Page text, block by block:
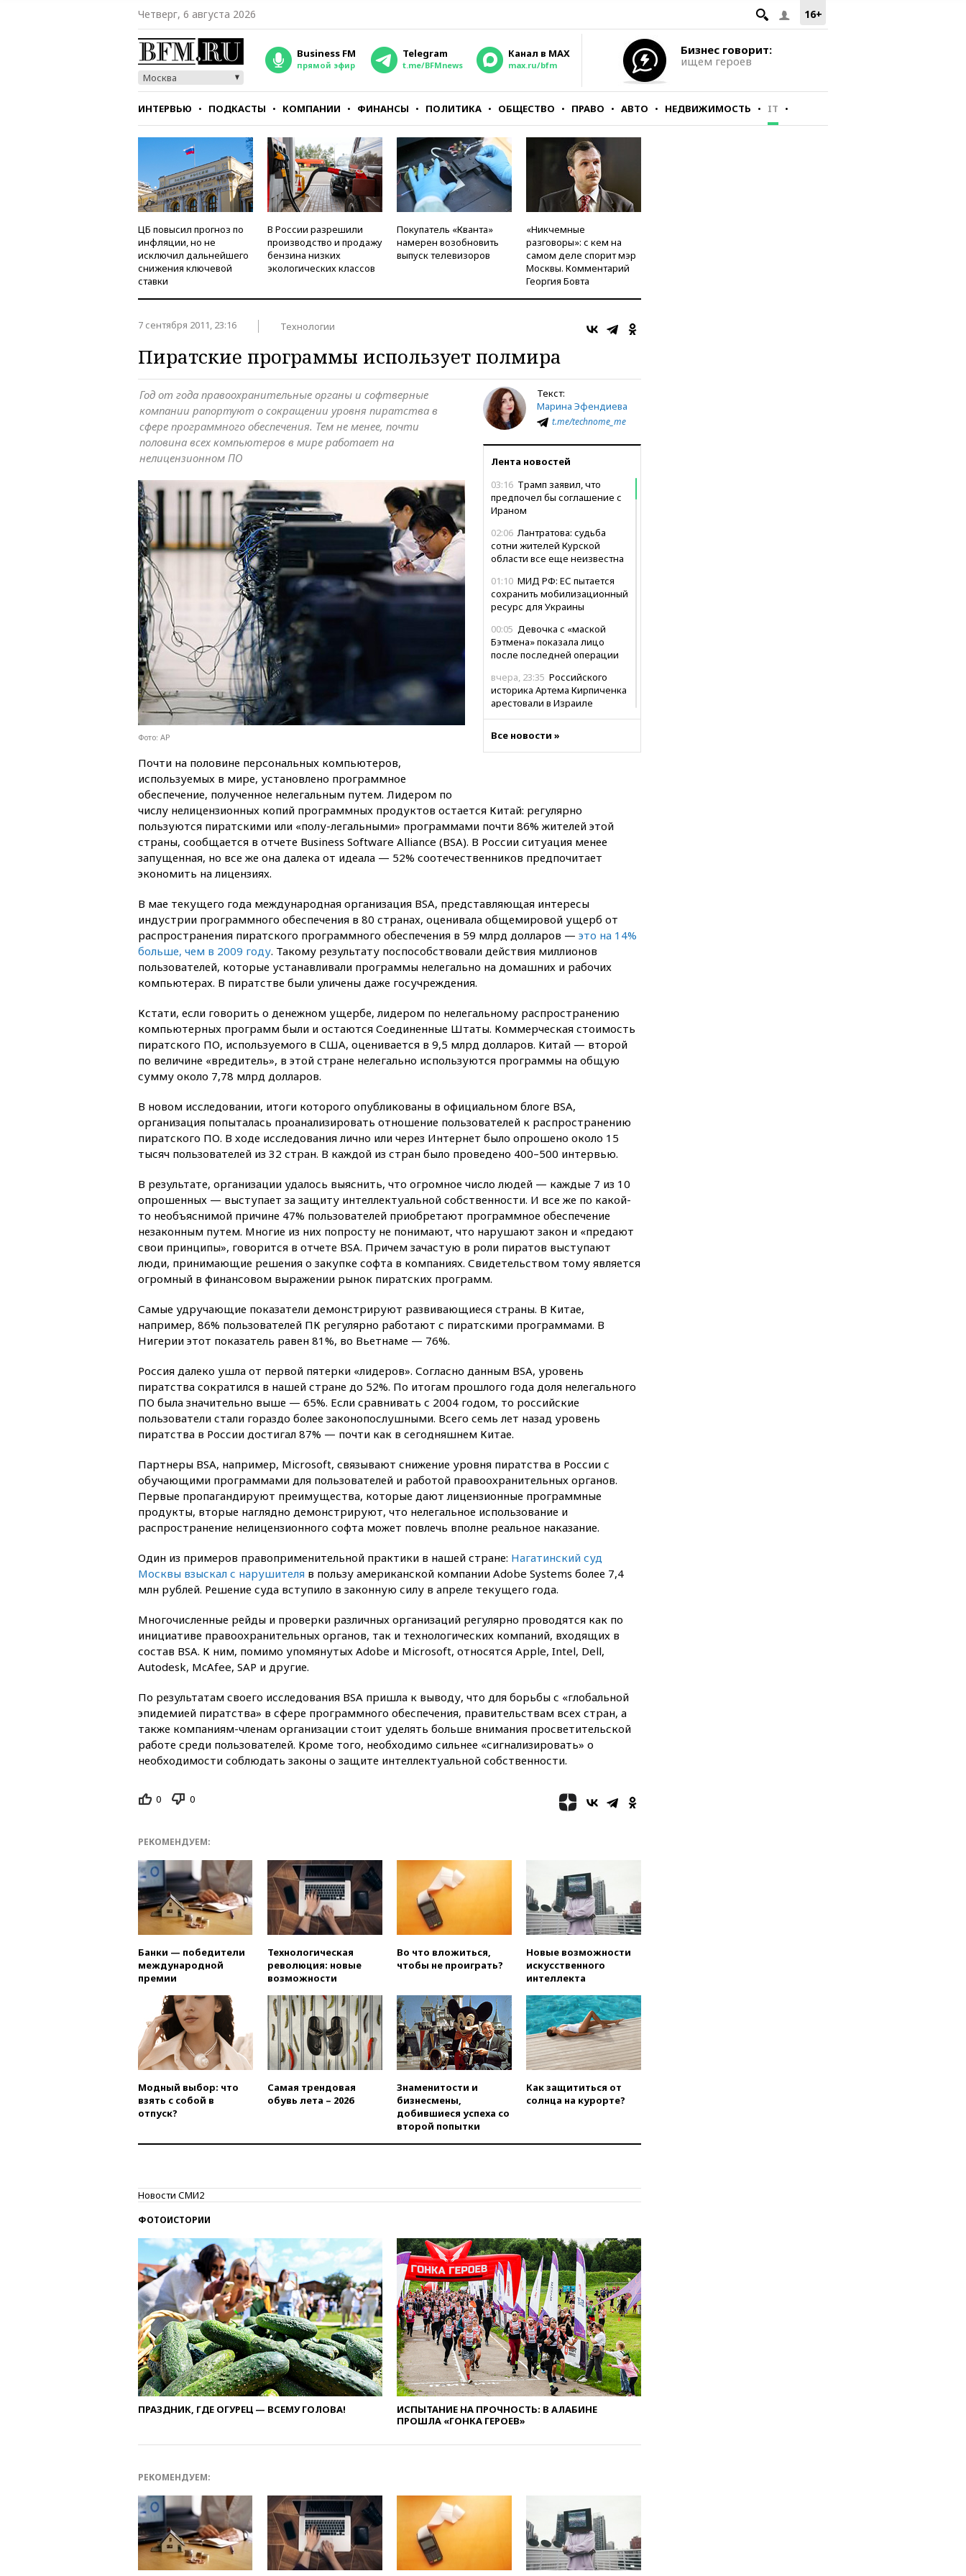
16+
Четверг, 6 августа 2026
Москва
Business FM
прямой эфир
Telegram
t.me/BFMnews
Канал в MAX
max.ru/bfm
Бизнес говорит:
ищем героев
ИНТЕРВЬЮ ПОДКАСТЫ КОМПАНИИ ФИНАНСЫ ПОЛИТИКА ОБЩЕСТВО ПРАВО АВТО НЕДВИЖИМОСТЬ IT
СТИЛЬ ТЕСТЫ
ЦБ повысил прогноз по
инфляции, но не
исключил дальнейшего
снижения ключевой
ставки
В России разрешили
производство и продажу
бензина низких
экологических классов
Покупатель «Кванта»
намерен возобновить
выпуск телевизоров
«Никчемные
разговоры»: с кем на
самом деле спорит мэр
Москвы. Комментарий
Георгия Бовта
7 сентября 2011, 23:16 Технологии
Пиратские программы использует полмира
Текст:
Марина Эфендиева
t.me/technome_me
Лента новостей
03:16 Трамп заявил, что
предпочел бы соглашение с
Ираном
02:06 Лантратова: судьба
сотни жителей Курской
области все еще неизвестна
01:10 МИД РФ: ЕС пытается
сохранить мобилизационный
ресурс для Украины
00:05 Девочка с «маской
Бэтмена» показала лицо
после последней операции
вчера, 23:35 Российского
историка Артема Кирпиченка
арестовали в Израиле
разгромил «Оренбург» в
Кубке России
просмотров
вчера, 22:49 Минпромторг:
банкротство «Кванта» не
означает прекращения
вчера, 22:35 Семь грузовых
вагонов сошли с рельсов в
Оренбургской области
вчера, 22:22 Минфин: в июле
выросли нефтегазовые
согласовал первый стандарт
исламского банкинга
вчера, 21:43Организаторы
«Интервидения»
вчера, 21:35 Машков: в РФ
подготовили концепцию
развития театрального
искусства до 2035 года
РФ разрешило продажу
бензина старых
экологических классов
вчера, 21:15Путин обсудил с
Машковым 150-летие Союза
театральных деятелей
вчера, 20:47
47 из 50 штатов США
вчера, 20:35ПВО за 12 часов
вчера, 20:20 Третий комплект
золотых медалей выиграли на
ЧЕ российские синхронистки
ТАСС: жизни
главы «Уралдронзавода»
угрожает
вчера, 20:08
По всей Грузии
снова отключилось
электричество
вчера, 20:00
Запада принудить Киев к
уступкам
вчера, 19:45 Памфилова: ЦИК
меры безопасности во время
выборов
вчера, 19:35
Памфилова
в Госдуму
вчера, 19:25Путин
прокомментировал первый
номер «Единой России» в
бюллетене
Памфиловой подготовку к
единому дню голосования
вчера, 18:45
Крупнейший
склад маркетплейса Rozetka
сгорел под Киевом
вчера, 18:35Джаред Лето
Барри Левинсона на фоне
обвинений в насилии
ГИТИСа перенесены на «после
1 ноября»
вчера, 18:15Путин указал на
нехватку врачей в
Белгородской области
вчера, 17:58 ЕС отменил
временную защиту для
военнообязанных украинцев
об учащении атак ВСУ на
все округа Белгородской
вчера, 17:25Путин встретился
с врио губернатора
Белгородской области
Шуваевым
вчера, 17:20 «Ведомости»:
начальник тыла Санчик не
справился с возросшими
объемами работ
вчера, 17:15В аэропорту Сочи
введен план «Ковер»
вчера, 16:55При атаке дрона
ВСУ на больницу в Донецке
погибла женщина
вчера, 16:45Франция уже три
вчера, 16:35
три БПЛА на подлете к Москве
вчера, 16:15
На территории
ЦНИИмаш в Королеве
произошел пожар
Все новости »
Год от года правоохранительные органы и софтверные
компании рапортуют о сокращении уровня пиратства в
сфере программного обеспечения. Тем не менее, почти
половина всех компьютеров в мире работает на
нелицензионном ПО
Фото: AP
Почти на половине персональных компьютеров,
используемых в мире, установлено программное
обеспечение, полученное нелегальным путем. Лидером по
числу нелицензионных копий программных продуктов остается Китай: регулярно
пользуются пиратскими или «полу-легальными» программами почти 86% жителей этой
страны, сообщается в отчете Business Software Alliance (BSA). В России ситуация менее
запущенная, но все же она далека от идеала — 52% соотечественников предпочитает
экономить на лицензиях.
В мае текущего года международная организация BSA, представляющая интересы
индустрии программного обеспечения в 80 странах, оценивала общемировой ущерб от
распространения пиратского программного обеспечения в 59 млрд долларов — это на 14%
больше, чем в 2009 году. Такому результату поспособствовали действия миллионов
пользователей, которые устанавливали программы нелегально на домашних и рабочих
компьютерах. В пиратстве были уличены даже госучреждения.
Кстати, если говорить о денежном ущербе, лидером по нелегальному распространению
компьютерных программ были и остаются Соединенные Штаты. Коммерческая стоимость
пиратского ПО, используемого в США, оценивается в 9,5 млрд долларов. Китай — второй
по величине «вредитель», в этой стране нелегально используются программы на общую
сумму около 7,78 млрд долларов.
В новом исследовании, итоги которого опубликованы в официальном блоге BSA,
организация попыталась проанализировать отношение пользователей к распространению
пиратского ПО. В ходе исследования лично или через Интернет было опрошено около 15
тысяч пользователей из 32 стран. В каждой из стран было проведено 400–500 интервью.
В результате, организации удалось выяснить, что огромное число людей — каждые 7 из 10
опрошенных — выступает за защиту интеллектуальной собственности. И все же по какой-
то необъяснимой причине 47% пользователей приобретают программное обеспечение
незаконным путем. Многие из них попросту не понимают, что нарушают закон и «предают
свои принципы», говорится в отчете BSA. Причем зачастую в роли пиратов выступают
люди, принимающие решения о закупке софта в компаниях. Свидетельством тому является
огромный в финансовом выражении рынок пиратских программ.
Самые удручающие показатели демонстрируют развивающиеся страны. В Китае,
например, 86% пользователей ПК регулярно работают с пиратскими программами. В
Нигерии этот показатель равен 81%, во Вьетнаме — 76%.
Россия далеко ушла от первой пятерки «лидеров». Согласно данным BSA, уровень
пиратства сократился в нашей стране до 52%. По итогам прошлого года доля нелегального
ПО была значительно выше — 65%. Если сравнивать с 2004 годом, то российские
пользователи стали гораздо более законопослушными. Всего семь лет назад уровень
пиратства в России достигал 87% — почти как в сегодняшнем Китае.
Партнеры BSA, например, Microsoft, связывают снижение уровня пиратства в России с
обучающими программами для пользователей и работой правоохранительных органов.
Первые пропагандируют преимущества, которые дают лицензионные программные
продукты, вторые наглядно демонстрируют, что нелегальное использование и
распространение нелицензионного софта может повлечь вполне реальное наказание.
Один из примеров правоприменительной практики в нашей стране: Нагатинский суд
Москвы взыскал с нарушителя в пользу американской компании Adobe Systems более 7,4
млн рублей. Решение суда вступило в законную силу в апреле текущего года.
Многочисленные рейды и проверки различных организаций регулярно проводятся как по
инициативе правоохранительных органов, так и технологических компаний, входящих в
состав BSA. К ним, помимо упомянутых Adobe и Microsoft, относятся Apple, Intel, Dell,
Autodesk, McAfee, SAP и другие.
По результатам своего исследования BSA пришла к выводу, что для борьбы с «глобальной
эпидемией пиратства» в сфере программного обеспечения, правительствам всех стран, а
также компаниям-членам организации стоит уделять больше внимания просветительской
работе среди пользователей. Кроме того, необходимо сильнее «сигнализировать» о
необходимости соблюдать законы о защите интеллектуальной собственности.
0 0
РЕКОМЕНДУЕМ:
Банки — победители
международной
премии
Технологическая
революция: новые
возможности
Во что вложиться,
чтобы не проиграть?
Новые возможности
искусственного
интеллекта
Модный выбор: что
взять с собой в
отпуск?
Самая трендовая
обувь лета – 2026
Знаменитости и
бизнесмены,
добившиеся успеха со
второй попытки
Как защититься от
солнца на курорте?
Новости СМИ2
ФОТОИСТОРИИ
ПРАЗДНИК, ГДЕ ОГУРЕЦ — ВСЕМУ ГОЛОВА!
ИСПЫТАНИЕ НА ПРОЧНОСТЬ: В АЛАБИНЕ
ПРОШЛА «ГОНКА ГЕРОЕВ»
РЕКОМЕНДУЕМ: